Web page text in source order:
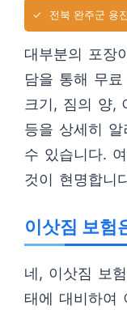
✓ 전북 완주군 용
대부분의 포장
담을 통해 무
크기, 짐의 양,
등을 상세히
수 있습니다.
것이 현명합니
이삿짐 보험
네, 이삿짐 보
태에 대비하여